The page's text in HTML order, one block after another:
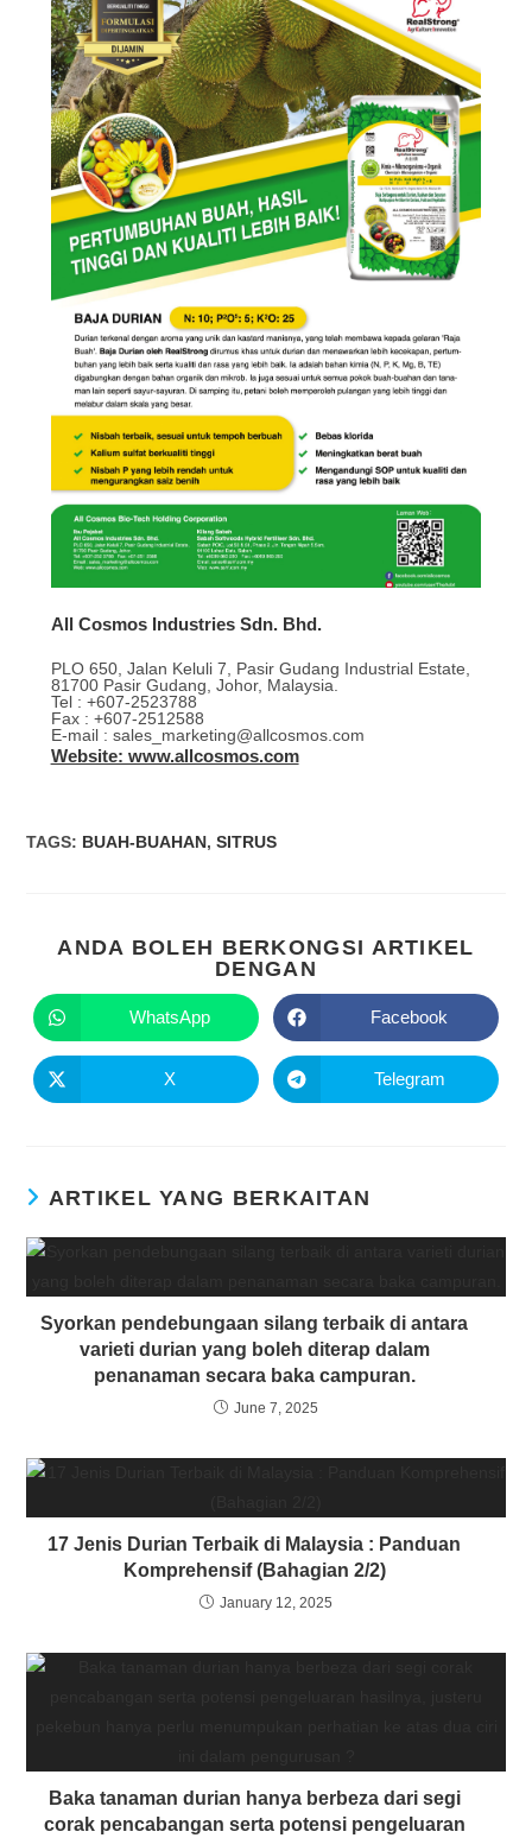
All Cosmos Industries Sdn. Bhd.
PLO 650, Jalan Keluli 7, Pasir Gudang Industrial Estate,
81700 Pasir Gudang, Johor, Malaysia.
Tel : +607-2523788
Fax : +607-2512588
E-mail : sales_marketing@allcosmos.com
Website: www.allcosmos.com
TAGS: BUAH-BUAHAN, SITRUS
ANDA BOLEH BERKONGSI ARTIKEL
DENGAN
WhatsApp Facebook
X Telegram
ARTIKEL YANG BERKAITAN
Syorkan pendebungaan silang terbaik di antara
varieti durian yang boleh diterap dalam
penanaman secara baka campuran.
June 7, 2025
17 Jenis Durian Terbaik di Malaysia : Panduan
Komprehensif (Bahagian 2/2)
January 12, 2025
Baka tanaman durian hanya berbeza dari segi
corak pencabangan serta potensi pengeluaran